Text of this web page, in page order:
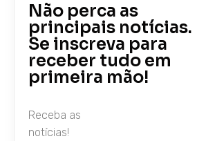
Não perca as
principais notícias.
Se inscreva para
receber tudo em
primeira mão!
Receba as
notícias!